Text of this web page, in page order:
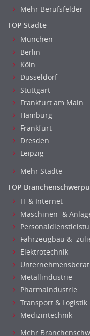
Kundenservice
Vertrieb & Verkauf
Pharmaberater
Verkauf (Handel)
Mehr Berufsfelder
TOP Städte
München
Berlin
Köln
Düsseldorf
Stuttgart
Frankfurt am Main
Hamburg
Frankfurt
Dresden
Leipzig
Mehr Städte
TOP
IT & Internet
Maschinen- &
Fahrzeugbau & -
Elektrotechnik
Metallindustrie
Pharmaindustrie
Transport & Logistik
Medizintechnik
Mehr